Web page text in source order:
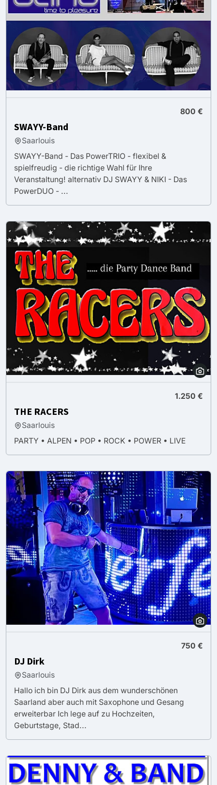
800 €
SWAYY-Band
Saarlouis
SWAYY-Band - Das PowerTRIO - flexibel &
spielfreudig - die richtige Wahl für Ihre
Veranstaltung! alternativ DJ SWAYY & NIKI - Das
PowerDUO - ...
1.250 €
THE RACERS
Saarlouis
PARTY • ALPEN • POP • ROCK • POWER • LIVE
750 €
DJ Dirk
Saarlouis
Hallo ich bin DJ Dirk aus dem wunderschönen
Saarland aber auch mit Saxophone und Gesang
erweiterbar Ich lege auf zu Hochzeiten,
Geburtstage, Stad...